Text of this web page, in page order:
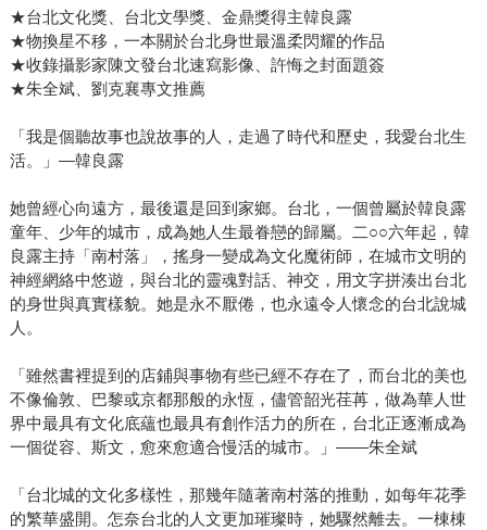
★台北文化獎、台北文學獎、金鼎獎得主韓良露
★物換星不移，一本關於台北身世最溫柔閃耀的作品
★收錄攝影家陳文發台北速寫影像、許悔之封面題簽
★朱全斌、劉克襄專文推薦
「我是個聽故事也說故事的人，走過了時代和歷史，我愛台北生
活。」—韓良露
她曾經心向遠方，最後還是回到家鄉。台北，一個曾屬於韓良露
童年、少年的城市，成為她人生最眷戀的歸屬。二○○六年起，韓
良露主持「南村落」，搖身一變成為文化魔術師，在城市文明的
神經網絡中悠遊，與台北的靈魂對話、神交，用文字拼湊出台北
的身世與真實樣貌。她是永不厭倦，也永遠令人懷念的台北說城
人。
「雖然書裡提到的店鋪與事物有些已經不存在了，而台北的美也
不像倫敦、巴黎或京都那般的永恆，儘管韶光荏苒，做為華人世
界中最具有文化底蘊也最具有創作活力的所在，台北正逐漸成為
一個從容、斯文，愈來愈適合慢活的城市。」——朱全斌
「台北城的文化多樣性，那幾年隨著南村落的推動，如每年花季
的繁華盛開。怎奈台北的人文更加璀璨時，她驟然離去。一棟棟